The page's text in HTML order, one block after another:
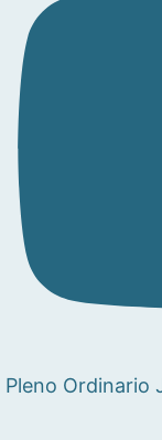
Pleno Ordinario